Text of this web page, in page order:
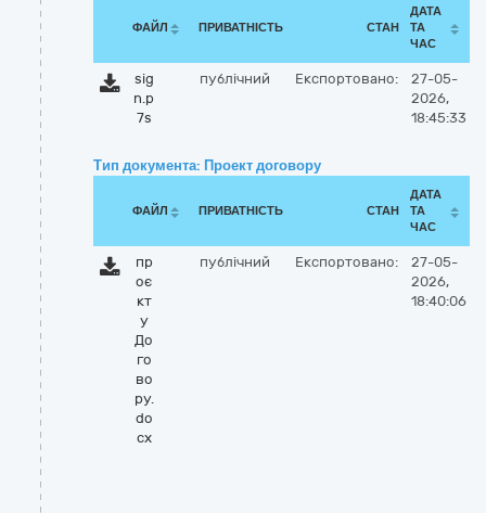
ФАЙЛ ПРИВАТНІСТЬ СТАН
ДАТА
ТА
ЧАС
sig
n.p
7s
публічний Експортовано:
27-05-
2026,
18:45:33
Тип документа: Проект договору
ФАЙЛ ПРИВАТНІСТЬ СТАН
ДАТА
ТА
ЧАС
пр
оє
кт
у
До
го
во
ру.
do
cx
публічний Експортовано:
27-05-
2026,
18:40:06